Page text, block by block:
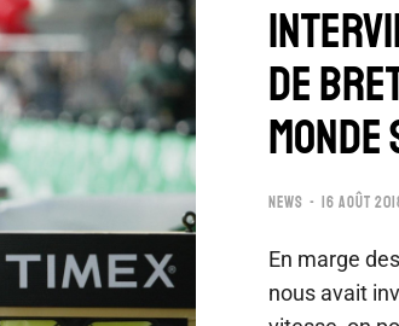
DE
MONDE
NEWS 16 AOÛT
En marge
nous avait